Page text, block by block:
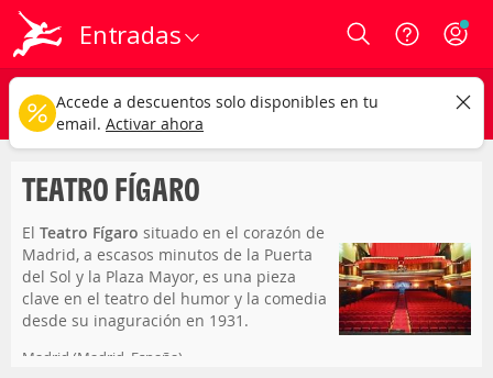
Entradas Login
teatro fígaro
Cualquier tipo Cualquier fecha
CAMBIAR
TEATRO FÍGARO
El Teatro Fígaro situado en el corazón de
Madrid, a escasos minutos de la Puerta
del Sol y la Plaza Mayor, es una pieza
clave en el teatro del humor y la comedia
desde su inaguración en 1931.
Madrid (Madrid, España)
Accede a descuentos solo disponibles en tu
email. Activar ahora